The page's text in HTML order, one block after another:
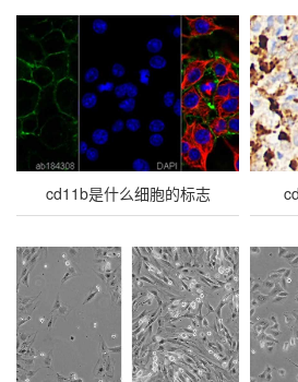
cd11b是什么细胞的标志